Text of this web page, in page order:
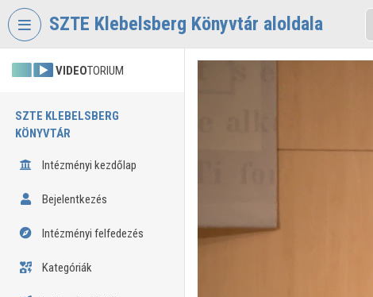
Fejléc kihagyása
SZTE Klebelsberg Könyvtár aloldala
VIDEOTORIUM
SZTE KLEBELSBERG
KÖNYVTÁR
Intézményi kezdőlap
Bejelentkezés
Intézményi felfedezés
Kategóriák